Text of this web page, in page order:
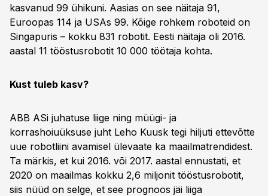
kasvanud 99 ühikuni. Aasias on see näitaja 91,
Euroopas 114 ja USAs 99. Kõige rohkem roboteid on
Singapuris – kokku 831 robotit. Eesti näitaja oli 2016.
aastal 11 tööstusrobotit 10 000 töötaja kohta.
Kust tuleb kasv?
ABB ASi juhatuse liige ning müügi- ja
korrashoiuüksuse juht Leho Kuusk tegi hiljuti ettevõtte
uue robotliini avamisel ülevaate ka maailmatrendidest.
Ta märkis, et kui 2016. või 2017. aastal ennustati, et
2020 on maailmas kokku 2,6 miljonit tööstusrobotit,
siis nüüd on selge, et see prognoos jäi liiga